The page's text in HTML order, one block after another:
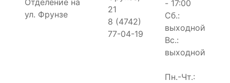
ул. Фрунзе
21
8 (4742)
77-04-19
- 17:00
Сб.:
выходной
Вс.:
выходной
Пн.-Чт.: